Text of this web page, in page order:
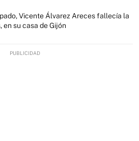
Vicente Álvarez Areces fallecía la
en su casa de Gijón